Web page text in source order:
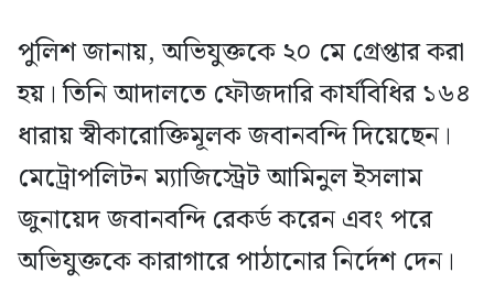
পুলিশ জানায়, অভিযুক্তকে ২০ মে গ্রেপ্তার করা
হয়। তিনি আদালতে ফৌজদারি কার্যবিধির ১৬৪
ধারায় স্বীকারোক্তিমূলক জবানবন্দি দিয়েছেন।
মেট্রোপলিটন ম্যাজিস্ট্রেট আমিনুল ইসলাম
জুনায়েদ জবানবন্দি রেকর্ড করেন এবং পরে
অভিযুক্তকে কারাগারে পাঠানোর নির্দেশ দেন।